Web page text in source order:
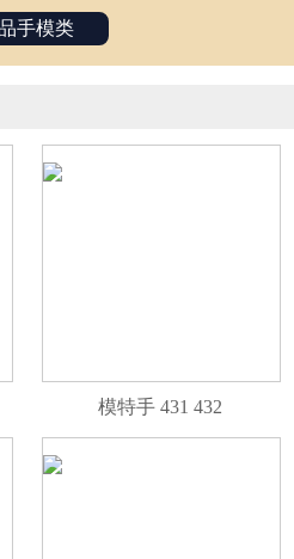
手模类
模特手 431 432